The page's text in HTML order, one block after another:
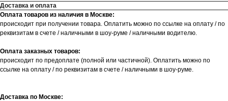
Доставка и оплата
Оплата товаров из наличия в Москве:
происходит при получении товара. Оплатить можно по ссылке на оплату / по
реквизитам в счете / наличными в шоу-руме / наличными водителю.
Оплата заказных товаров:
происходит по предоплате (полной или частичной). Оплатить можно по
ссылке на оплату / по реквизитам в счете / наличными в шоу-руме.
Доставка по Москве: